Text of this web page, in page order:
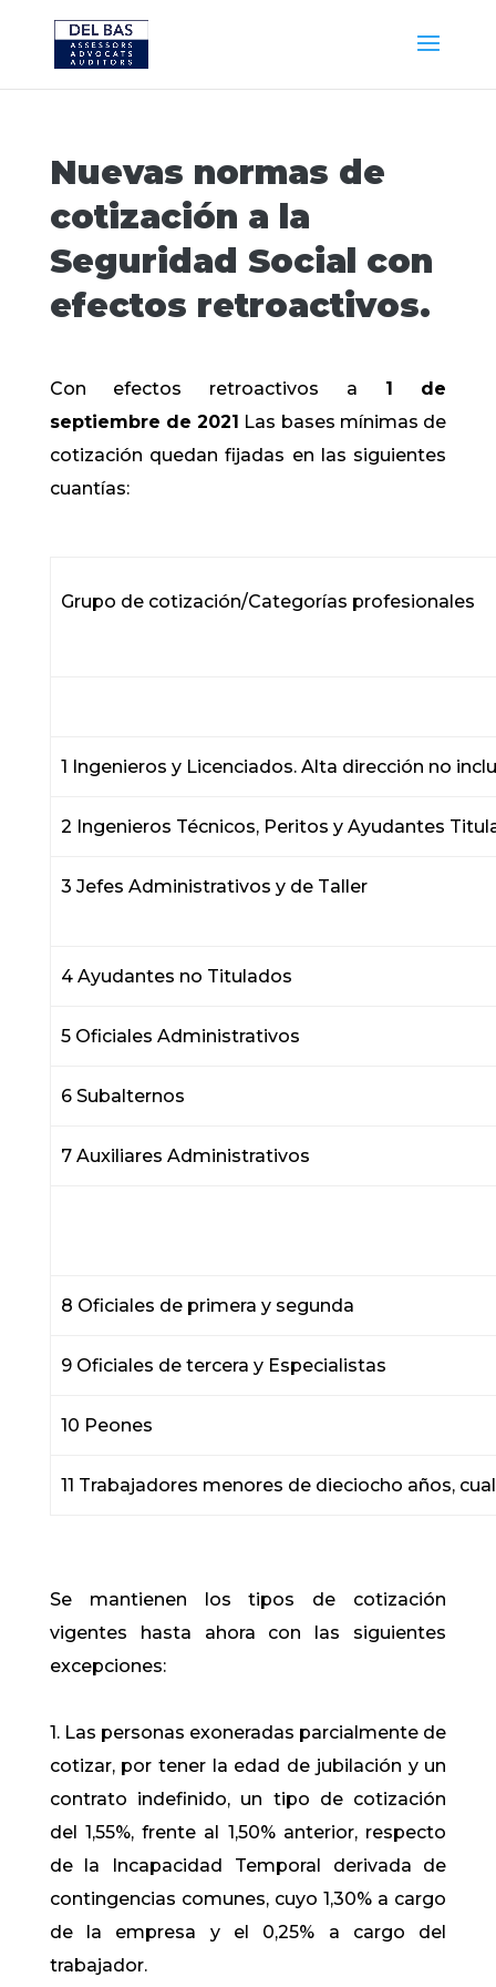
Nuevas normas de
cotización a la
Seguridad Social con
efectos retroactivos.
Con efectos retroactivos a 1 de
septiembre de 2021 Las bases mínimas de
cotización quedan fijadas en las siguientes
cuantías:
Grupo de cotización/
1 Ingenieros y Licenciados. Alta dirección no
2 Ingenieros Técnicos,
3 Jefes
4 Ayudantes no
5 Oficiales Administrativos
6 Subalternos
7 Auxiliares Administrativos
8 Oficiales de
9 Oficiales de tercera y Especialistas
10 Peones
11 Trabajadores menores de dieciocho años,
Se mantienen los tipos de cotización
vigentes hasta ahora con las siguientes
excepciones:
1. Las personas exoneradas parcialmente de
cotizar, por tener la edad de jubilación y un
contrato indefinido, un tipo de cotización
del 1,55%, frente al 1,50% anterior, respecto
de la Incapacidad Temporal derivada de
contingencias comunes, cuyo 1,30% a cargo
de la empresa y el 0,25% a cargo del
trabajador.